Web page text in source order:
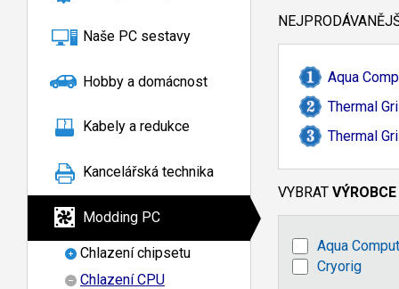
Naše PC sestavy
Hobby a domácnost
Kabely a redukce
Kancelářská technika
Modding PC
Chlazení chipsetu
Chlazení CPU
Aqua
Thermal
Thermal
VYBRAT VÝROBCE
Aqua
Cryorig